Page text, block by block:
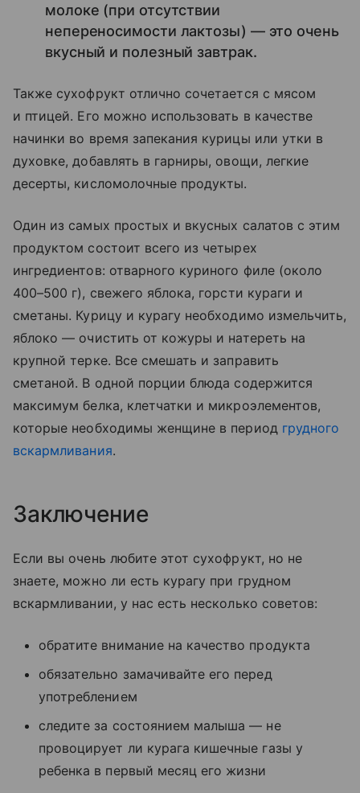
молоке (при отсутствии
непереносимости лактозы) — это очень
вкусный и полезный завтрак.
Также сухофрукт отлично сочетается с мясом
и птицей. Его можно использовать в качестве
начинки во время запекания курицы или утки в
духовке, добавлять в гарниры, овощи, легкие
десерты, кисломолочные продукты.
Один из самых простых и вкусных салатов с этим
продуктом состоит всего из четырех
ингредиентов: отварного куриного филе (около
400–500 г), свежего яблока, горсти кураги и
сметаны. Курицу и курагу необходимо измельчить,
яблоко — очистить от кожуры и натереть на
крупной терке. Все смешать и заправить
сметаной. В одной порции блюда содержится
максимум белка, клетчатки и микроэлементов,
которые необходимы женщине в период грудного
вскармливания.
Заключение
Если вы очень любите этот сухофрукт, но не
знаете, можно ли есть курагу при грудном
вскармливании, у нас есть несколько советов:
обратите внимание на качество продукта
обязательно замачивайте его перед
употреблением
следите за состоянием малыша — не
провоцирует ли курага кишечные газы у
ребенка в первый месяц его жизни